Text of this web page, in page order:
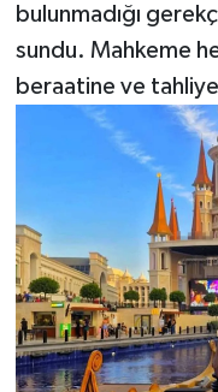
bulunmadığı
sundu. Mahkeme
beraatine ve